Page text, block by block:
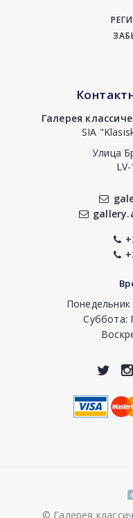
Галерея
SIA
Улица
Понедельник
Суббота:
© Галерея